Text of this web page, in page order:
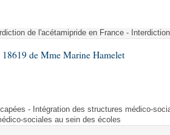
de l'acétamipride en France -
18619 de Mme Marine Hamelet
- Intégration des structures médico-
sociales au sein des écoles